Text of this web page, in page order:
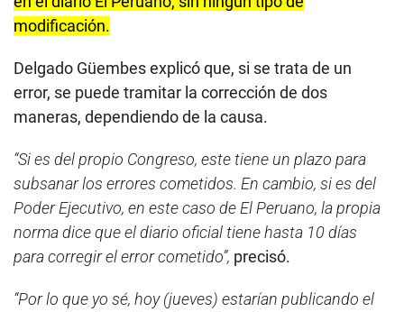
modificación.
Delgado Güembes explicó que, si se trata de un
error, se puede tramitar la corrección de dos
maneras, dependiendo de la causa.
“Si es del propio Congreso, este tiene un plazo para
subsanar los errores cometidos. En cambio, si es del
Poder Ejecutivo, en este caso de El Peruano, la propia
norma dice que el diario oficial tiene hasta 10 días
para corregir el error cometido”, precisó.
“Por lo que yo sé, hoy (jueves) estarían publicando el